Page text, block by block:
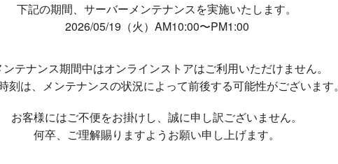
下記の期間、サーバーメンテナンスを実施いたします。
2026/05/19（火）AM10:00〜PM1:00
ンテナンス期間中はオンラインストアはご利用いただけません。
刻は、メンテナンスの状況によって前後する可能性がございます。
お客様にはご不便をお掛けし、 誠に申し訳ございません。
何卒、ご理解賜りますようお願い申し上げます。